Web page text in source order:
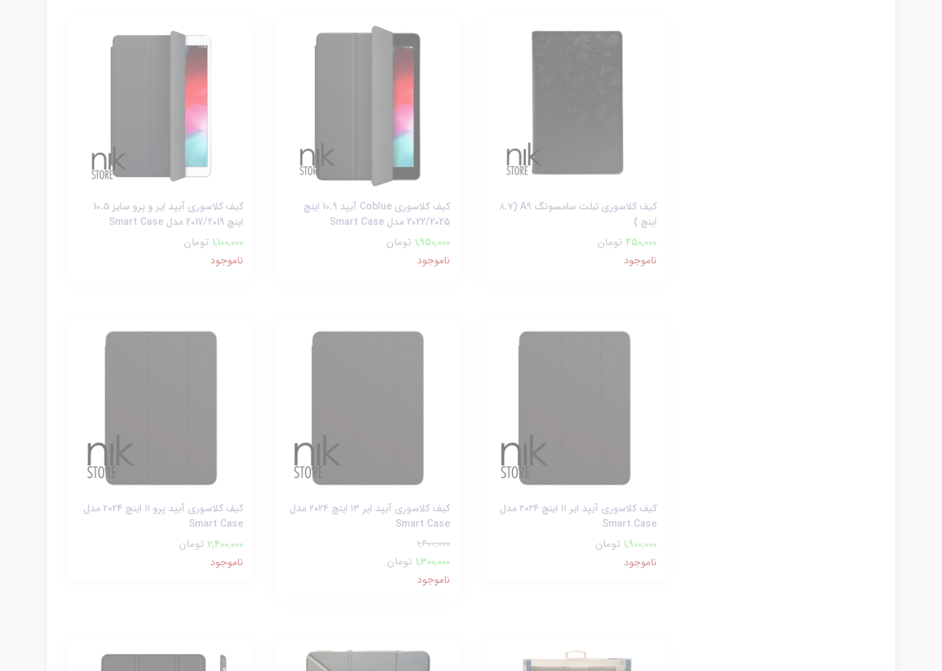
کیف کلاسوری تبلت سامسونگ A9 (۸.۷
اینچ )
450,000 تومان
ناموجود
کیف کلاسوری Coblue آیپد 10.9 اینچ
2022/2025 مدل Smart Case
1,950,000 تومان
ناموجود
کیف کلاسوری آیپد ایر و پرو سایز 10.5
اینچ 2017/2019 مدل Smart Case
1,100,000 تومان
ناموجود
کیف کلاسوری آیپد ایر ۱۱ اینچ ۲۰۲۴ مدل
Smart Case
1,900,000 تومان
ناموجود
کیف کلاسوری آیپد ایر ۱۳ اینچ ۲۰۲۴ مدل
Smart Case
1,400,000
1,300,000 تومان
ناموجود
کیف کلاسوری آیپد پرو ۱۱ اینچ ۲۰۲۴ مدل
Smart Case
2,400,000 تومان
ناموجود